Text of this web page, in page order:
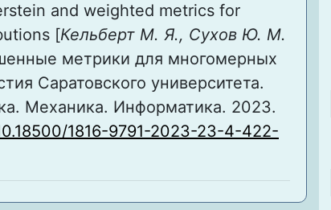
and weighted metrics for
[Кельберт М. Я., Сухов Ю. М.
метрики для многомерных
Саратовского университета.
Механика. Информатика. 2023.
1816-9791-2023-23-4-422-